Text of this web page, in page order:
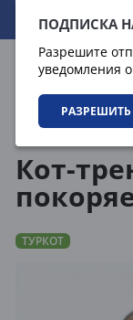
ПОДПИСКА
Разрешите
уведомления
РАЗРЕШИТЬ
07.08.2026
Кот-
ТУРКОТ